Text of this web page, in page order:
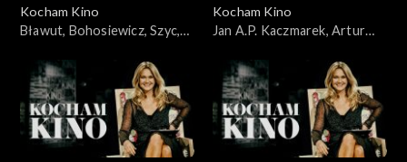
Kocham Kino
Bławut, Bohosiewicz, Szyc,
Kocham Kino
Jan A.P. Kaczmarek, Artur